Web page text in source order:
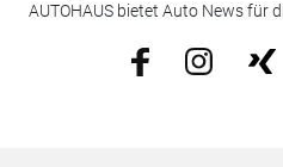
AUTOHAUS bietet Auto News für